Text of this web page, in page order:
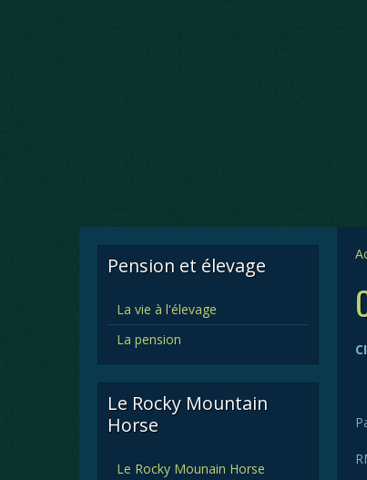
Pension et élevage
La vie à l'élevage
La pension
Le Rocky Mountain
Horse
Le Rocky Mounain Horse